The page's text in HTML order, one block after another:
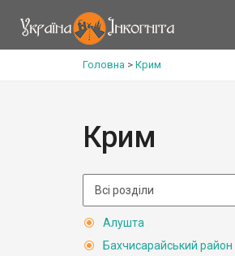
Головна > Крим
Крим
Алушта
Бахчисарайський район